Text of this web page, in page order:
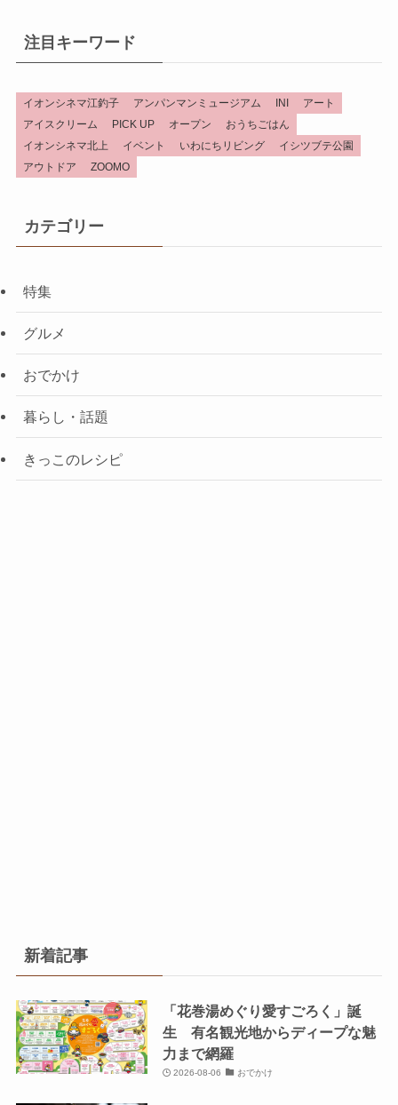
注目キーワード
イオンシネマ江釣子 アンパンマンミュージアム INI
アート
アイスクリーム
PICK UP オープン
おうちごはん
イオンシネマ北上
イベント いわにちリビング
イシツブテ公園
アウトドア
ZOOMO
カテゴリー
特集
グルメ
おでかけ
暮らし・話題
きっこのレシピ
新着記事
「花巻湯めぐり愛すごろく」誕
生 有名観光地からディープな魅
力まで網羅
2026-08-06 おでかけ